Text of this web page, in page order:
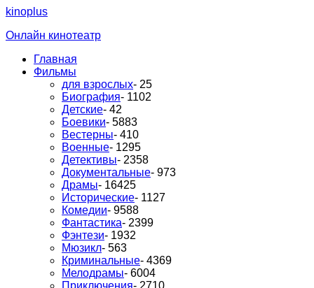
kinoplus
Онлайн кинотеатр
Главная
Фильмы
для взрослых- 25
Биография- 1102
Детские- 42
Боевики- 5883
Вестерны- 410
Военные- 1295
Детективы- 2358
Документальные- 973
Драмы- 16425
Исторические- 1127
Комедии- 9588
Фантастика- 2399
Фэнтези- 1932
Мюзикл- 563
Криминальные- 4369
Мелодрамы- 6004
Приключения- 2710